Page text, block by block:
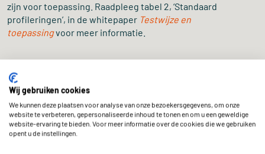
zijn voor toepassing. Raadpleeg tabel 2, ‘Standaard
profileringen’, in de whitepaper Testwijze en
toepassingvoor meer informatie.
Wij gebruiken cookies
We kunnen deze plaatsen voor analyse van onze bezoekersgegevens, om onze
website te verbeteren, gepersonaliseerde inhoud te tonen en om u een geweldige
website-ervaring te bieden. Voor meer informatie over de cookies die we gebruiken
opent u de instellingen.